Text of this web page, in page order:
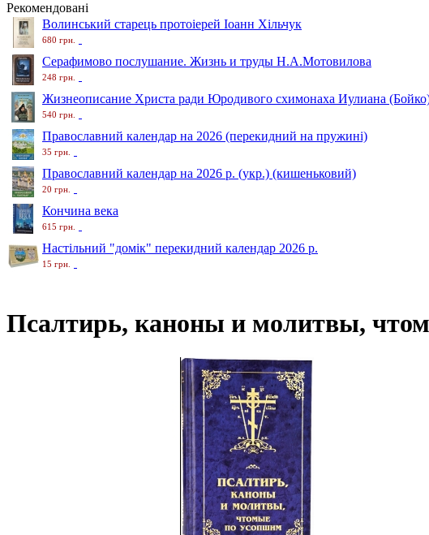
Рекомендовані
Волинський старець протоіерей Іоанн Хільчук
680 грн.
Серафимово послушание. Жизнь и труды Н.А.Мотовилова
248 грн.
Жизнеописание Христа ради Юродивого схимонаха Иулиана
540 грн.
Православний календар на 2026 (перекидний на пружині)
35 грн.
Православний календар на 2026 р. (укр.) (кишеньковий)
20 грн.
Кончина века
615 грн.
Настільний "домік" перекидний календар 2026 р.
15 грн.
Псалтирь, каноны и молитвы,